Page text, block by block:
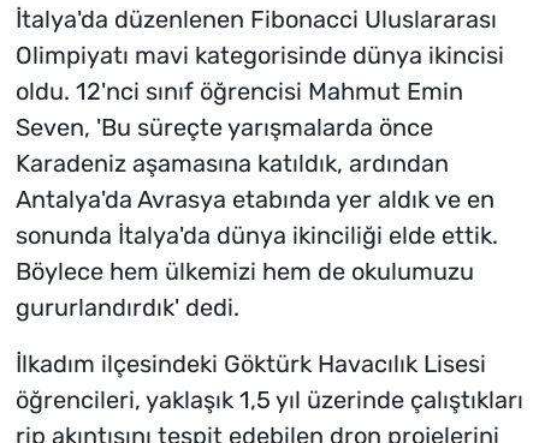
İtalya'da düzenlenen Fibonacci Uluslararası
Olimpiyatı mavi kategorisinde dünya ikincisi
oldu. 12'nci sınıf öğrencisi Mahmut Emin
Seven, 'Bu süreçte yarışmalarda önce
Karadeniz aşamasına katıldık, ardından
Antalya'da Avrasya etabında yer aldık ve en
sonunda İtalya'da dünya ikinciliği elde ettik.
Böylece hem ülkemizi hem de okulumuzu
gururlandırdık' dedi.
İlkadım ilçesindeki Göktürk Havacılık Lisesi
öğrencileri, yaklaşık 1,5 yıl üzerinde çalıştıkları
rip akıntısını tespit edebilen dron projelerini